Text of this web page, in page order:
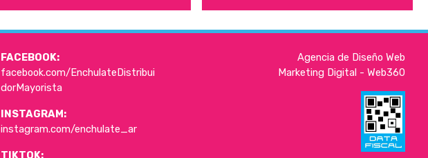
FACEBOOK:
facebook.com/EnchulateDistribui
dorMayorista
INSTAGRAM:
instagram.com/enchulate_ar
TIKTOK:
Agencia de Diseño Web
Marketing Digital - Web360